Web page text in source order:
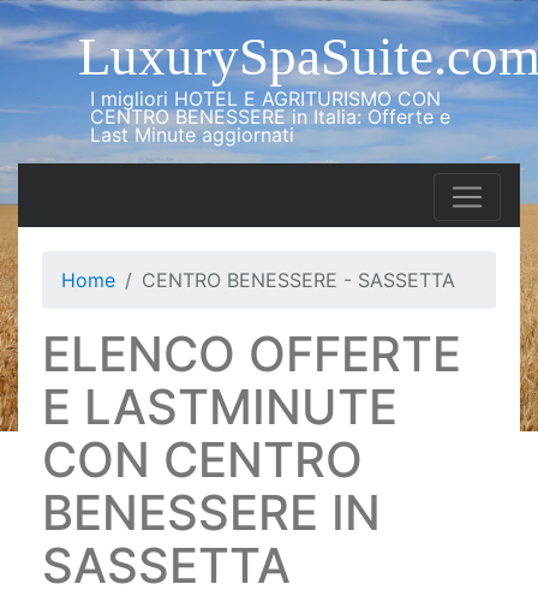
I migliori HOTEL E AGRITURISMO CON
CENTRO BENESSERE in Italia: Offerte e
Last Minute aggiornati
Home CENTRO BENESSERE - SASSETTA
ELENCO OFFERTE
E LASTMINUTE
CON CENTRO
BENESSERE IN
SASSETTA